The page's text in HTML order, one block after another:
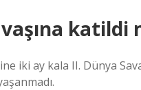
katildi
iki ay kala II. Dünya